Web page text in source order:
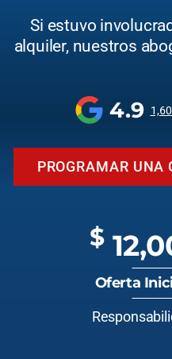
Si estuvo
alquiler, nuestros
4.9
PROGRAMAR UNA
$
Oferta